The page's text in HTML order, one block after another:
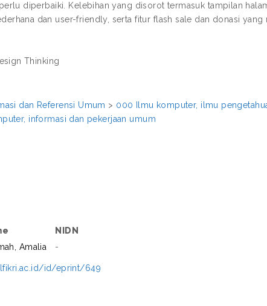
diperbaiki. Kelebihan yang disorot termasuk tampilan
dan user-friendly, serta fitur flash sale dan donasi yang
Thinking
dan Referensi Umum > 000 Ilmu komputer, ilmu
informasi dan pekerjaan umum
NIDN
Amalia -
id/eprint/649